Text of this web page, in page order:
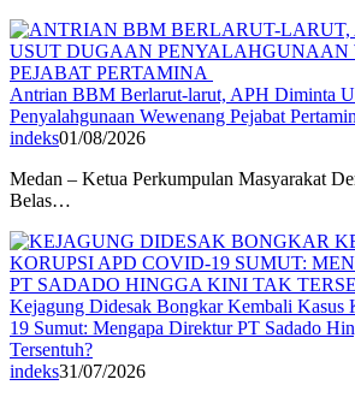
Antrian BBM Berlarut-larut, APH Diminta
Penyalahgunaan Wewenang Pejabat
indeks01/08/2026
Medan – Ketua Perkumpulan Masyarakat
Belas…
Kejagung Didesak Bongkar Kembali
19 Sumut: Mengapa Direktur PT Sadado
Tersentuh?
indeks31/07/2026